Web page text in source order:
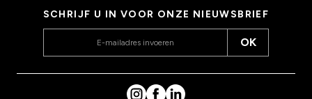
SCHRIJF U IN VOOR ONZE NIEUWSBRIEF
OK